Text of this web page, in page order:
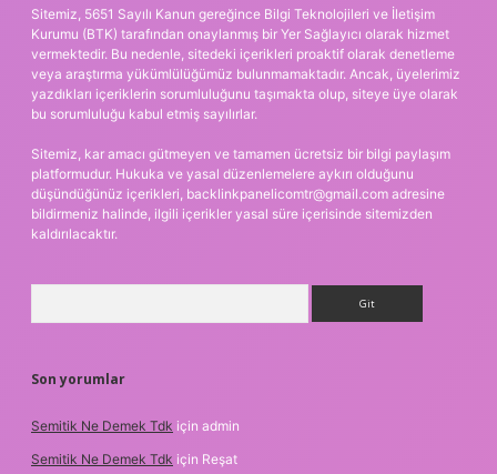
Sitemiz, 5651 Sayılı Kanun gereğince Bilgi Teknolojileri ve İletişim
Kurumu (BTK) tarafından onaylanmış bir Yer Sağlayıcı olarak hizmet
vermektedir. Bu nedenle, sitedeki içerikleri proaktif olarak denetleme
veya araştırma yükümlülüğümüz bulunmamaktadır. Ancak, üyelerimiz
yazdıkları içeriklerin sorumluluğunu taşımakta olup, siteye üye olarak
bu sorumluluğu kabul etmiş sayılırlar.
Sitemiz, kar amacı gütmeyen ve tamamen ücretsiz bir bilgi paylaşım
platformudur. Hukuka ve yasal düzenlemelere aykırı olduğunu
düşündüğünüz içerikleri, backlinkpanelicomtr@gmail.com adresine
bildirmeniz halinde, ilgili içerikler yasal süre içerisinde sitemizden
kaldırılacaktır.
Son yorumlar
Semitik Ne Demek Tdk için admin
Semitik Ne Demek Tdk için Reşat